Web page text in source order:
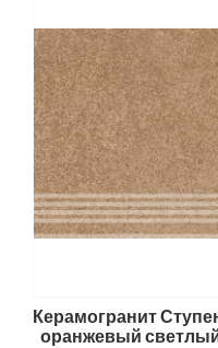
Керамогранит
оранжевый